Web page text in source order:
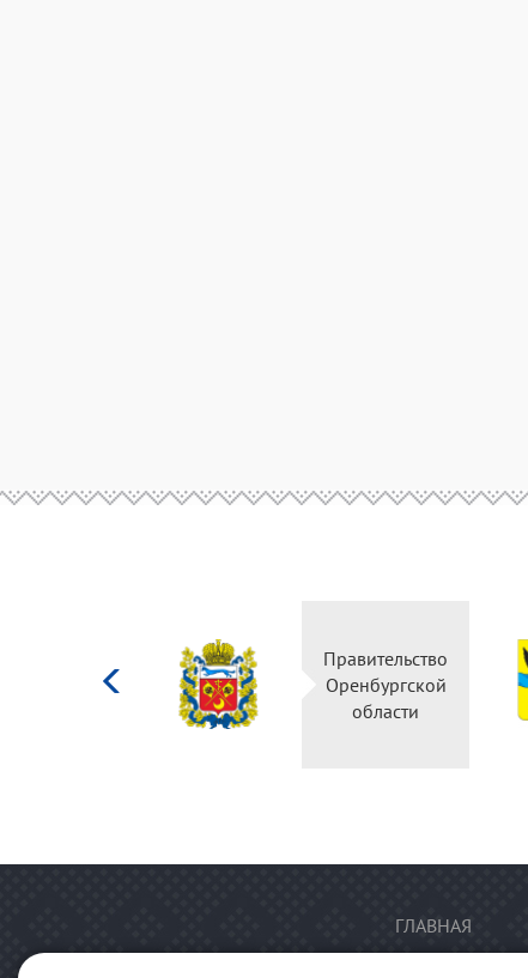
Правительство
Оренбургской
области
ГЛАВНАЯ